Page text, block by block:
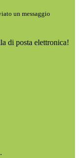
un messaggio
di posta elettronica!